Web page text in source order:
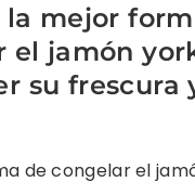
la mejor
el jamón
su frescura
de congelar el